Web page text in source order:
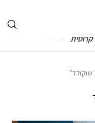
קרוטית